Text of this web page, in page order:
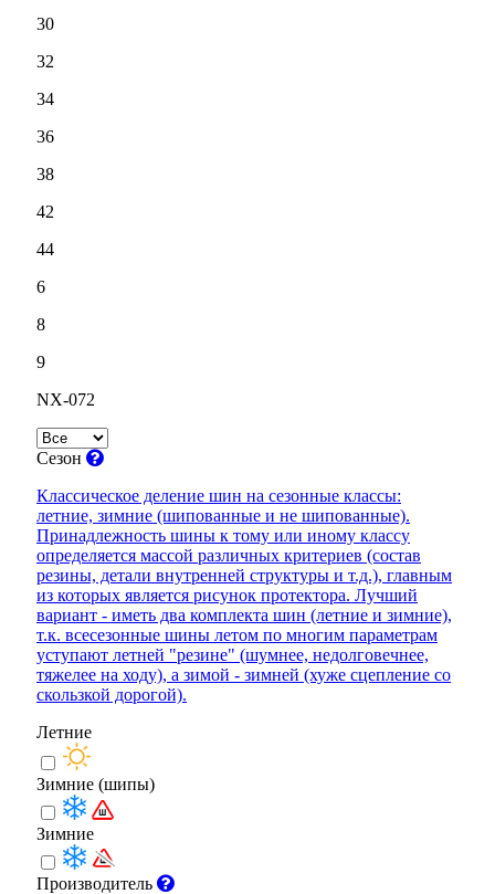
30
32
34
36
38
42
44
6
8
9
NX-072
Сезон
Классическое деление шин на сезонные классы:
летние, зимние (шипованные и не шипованные).
Принадлежность шины к тому или иному классу
определяется массой различных критериев (состав
резины, детали внутренней структуры и т.д.), главным
из которых является рисунок протектора. Лучший
вариант - иметь два комплекта шин (летние и зимние),
т.к. всесезонные шины летом по многим параметрам
уступают летней "резине" (шумнее, недолговечнее,
тяжелее на ходу), а зимой - зимней (хуже сцепление со
скользкой дорогой).
Летние
Зимние (шипы)
Зимние
Производитель